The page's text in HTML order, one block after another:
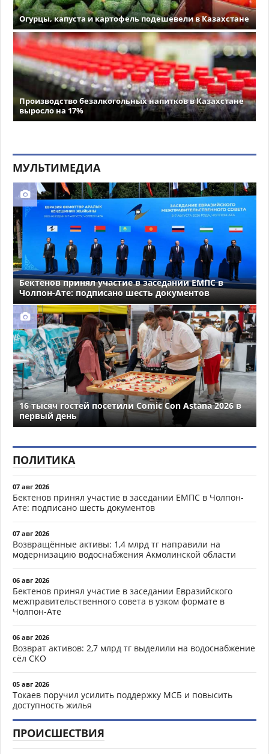
Огурцы, капуста и картофель подешевели в Казахстане
Производство безалкогольных напитков в Казахстане
выросло на 17%
МУЛЬТИМЕДИА
Бектенов принял участие в заседании ЕМПС в
Чолпон-Ате: подписано шесть документов
16 тысяч гостей посетили Comic Con Astana 2026 в
первый день
ПОЛИТИКА
07 авг 2026
Бектенов принял участие в заседании ЕМПС в Чолпон-
Ате: подписано шесть документов
07 авг 2026
Возвращённые активы: 1,4 млрд тг направили на
модернизацию водоснабжения Акмолинской области
06 авг 2026
Бектенов принял участие в заседании Евразийского
межправительственного совета в узком формате в
Чолпон-Ате
06 авг 2026
Возврат активов: 2,7 млрд тг выделили на водоснабжение
сёл СКО
05 авг 2026
Токаев поручил усилить поддержку МСБ и повысить
доступность жилья
ПРОИСШЕСТВИЯ